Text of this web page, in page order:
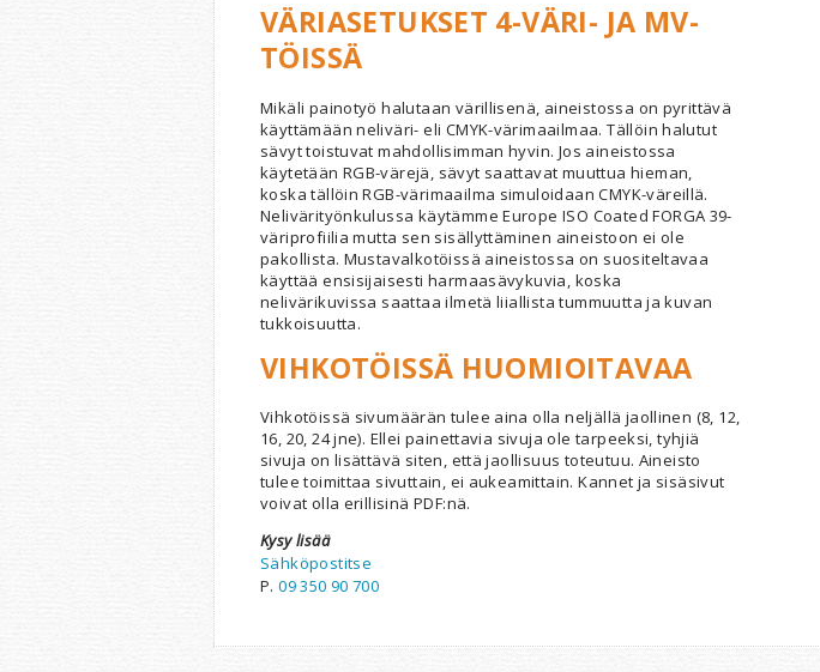
VÄRIASETUKSET 4-VÄRI- JA MV-
TÖISSÄ
Mikäli painotyö halutaan värillisenä, aineistossa on pyrittävä
käyttämään neliväri- eli CMYK-värimaailmaa. Tällöin halutut
sävyt toistuvat mahdollisimman hyvin. Jos aineistossa
käytetään RGB-värejä, sävyt saattavat muuttua hieman,
koska tällöin RGB-värimaailma simuloidaan CMYK-väreillä.
Nelivärityönkulussa käytämme Europe ISO Coated FORGA 39-
väriprofiilia mutta sen sisällyttäminen aineistoon ei ole
pakollista. Mustavalkotöissä aineistossa on suositeltavaa
käyttää ensisijaisesti harmaasävykuvia, koska
nelivärikuvissa saattaa ilmetä liiallista tummuutta ja kuvan
tukkoisuutta.
VIHKOTÖISSÄ HUOMIOITAVAA
Vihkotöissä sivumäärän tulee aina olla neljällä jaollinen (8, 12,
16, 20, 24 jne). Ellei painettavia sivuja ole tarpeeksi, tyhjiä
sivuja on lisättävä siten, että jaollisuus toteutuu. Aineisto
tulee toimittaa sivuttain, ei aukeamittain. Kannet ja sisäsivut
voivat olla erillisinä PDF:nä.
Kysy lisää
Sähköpostitse
P.09 350 90 700